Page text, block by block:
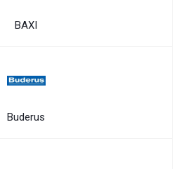
BAXI
Buderus